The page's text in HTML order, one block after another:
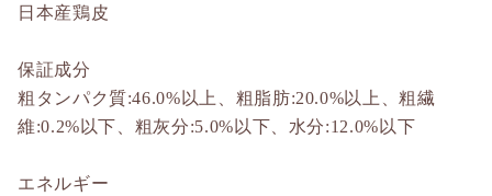
日本産鶏皮
保証成分
粗タンパク質:46.0%以上、粗脂肪:20.0%以上、粗繊
維:0.2%以下、粗灰分:5.0%以下、水分:12.0%以下
エネルギー